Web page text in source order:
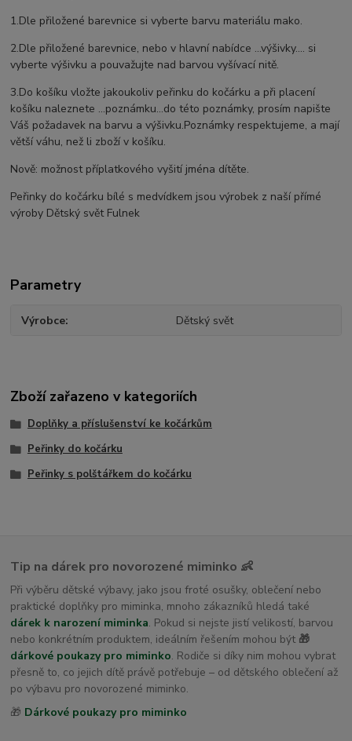
1.Dle přiložené barevnice si vyberte barvu materiálu mako.
2.Dle přiložené barevnice, nebo v hlavní nabídce ...výšivky.... si
vyberte výšivku a pouvažujte nad barvou vyšívací nitě.
3.Do košíku vložte jakoukoliv peřinku do kočárku a při placení
košíku naleznete ...poznámku...do této poznámky, prosím napište
Váš požadavek na barvu a výšivku.Poznámky respektujeme, a mají
větší váhu, než li zboží v košíku.
Nově: možnost příplatkového vyšití jména dítěte.
Peřinky do kočárku bílé s medvídkem jsou výrobek z naší přímé
výroby Dětský svět Fulnek
Parametry
Výrobce Dětský svět
Zboží zařazeno v kategoriích
Doplňky a příslušenství ke kočárkům
Peřinky do kočárku
Peřinky s polštářkem do kočárku
Tip na dárek pro novorozené miminko 👶
Při výběru dětské výbavy, jako jsou froté osušky, oblečení nebo
praktické doplňky pro miminka, mnoho zákazníků hledá také
dárek k narození miminka. Pokud si nejste jistí velikostí, barvou
nebo konkrétním produktem, ideálním řešením mohou být 🎁
dárkové poukazy pro miminko. Rodiče si díky nim mohou vybrat
přesně to, co jejich dítě právě potřebuje – od dětského oblečení až
po výbavu pro novorozené miminko.
🎁 Dárkové poukazy pro miminko